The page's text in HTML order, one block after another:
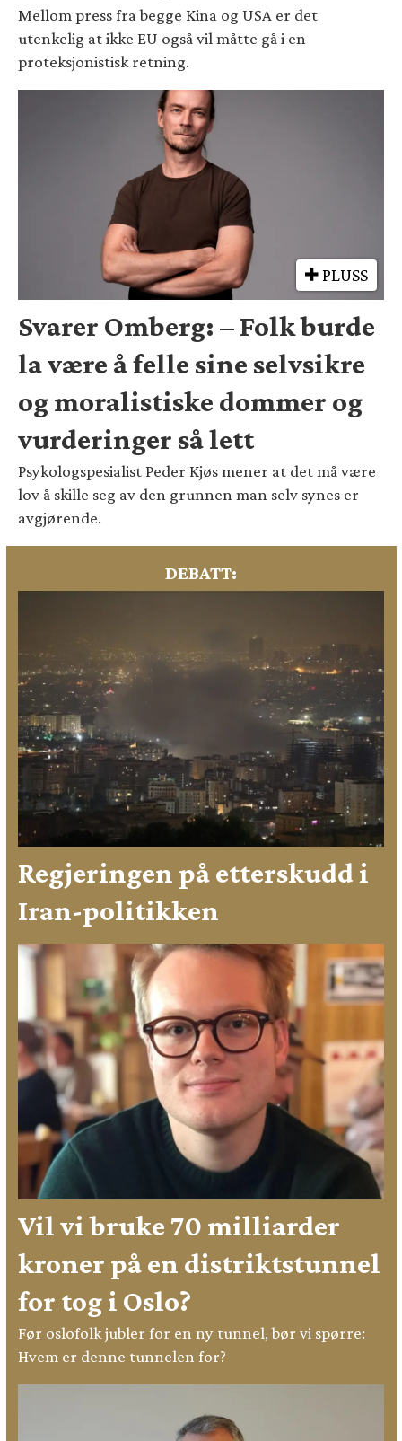
Mellom press fra begge Kina og USA er det
utenkelig at ikke EU også vil måtte gå i en
proteksjonistisk retning.
PLUSS
Svarer Omberg: – Folk burde
la være å felle sine selvsikre
og moralistiske dommer og
vurderinger så lett
Psykologspesialist Peder Kjøs mener at det må være
lov å skille seg av den grunnen man selv synes er
avgjørende.
DEBATT:
Regjeringen på etterskudd i
Iran-politikken
Vil vi bruke 70 milliarder
kroner på en distriktstunnel
for tog i Oslo?
Før oslofolk jubler for en ny tunnel, bør vi spørre:
Hvem er denne tunnelen for?